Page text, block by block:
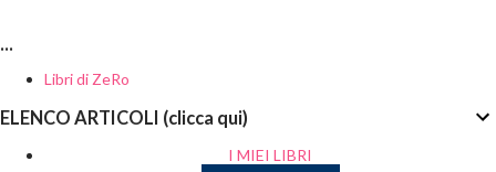
...
Libri di ZeRo
ELENCO ARTICOLI (clicca qui)
I MIEI LIBRI